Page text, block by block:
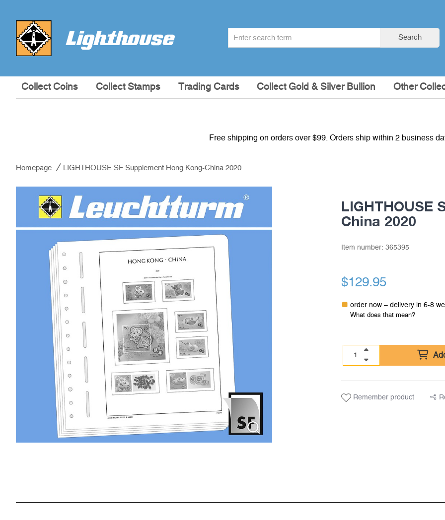
Search
Collect Coins Collect Stamps Trading Cards Collect Gold & Silver Bullion Other
Free shipping on orders over $99. Orders ship within 2 business
Homepage LIGHTHOUSE SF Supplement Hong Kong-China 2020
LIGHTHOUSE
China 2020
Item number: 365395
$129.95
order now – delivery in 6-8
What does that mean?
Remember product